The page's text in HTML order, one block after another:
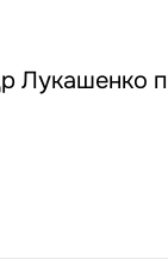
Лукашенко